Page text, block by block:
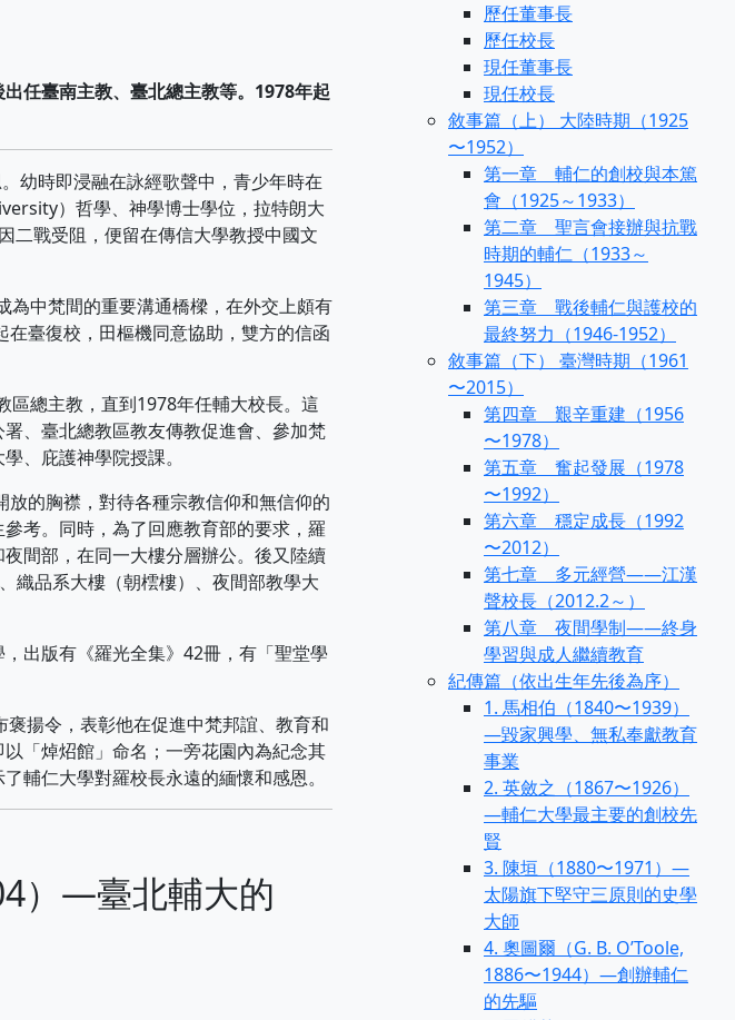
任臺南主教、臺北總主教等。1978年起
時即浸融在詠經歌聲中，青少年時在
）哲學、神學博士學位，拉特朗大
戰受阻，便留在傳信大學教授中國文
中梵間的重要溝通橋樑，在外交上頗有
臺復校，田樞機同意協助，雙方的信函
總主教，直到1978年任輔大校長。這
、臺北總教區教友傳教促進會、參加梵
、庇護神學院授課。
的胸襟，對待各種宗教信仰和無信仰的
考。同時，為了回應教育部的要求，羅
間部，在同一大樓分層辦公。後又陸續
織品系大樓（朝橒樓）、夜間部教學大
出版有《羅光全集》42冊，有「聖堂學
揚令，表彰他在促進中梵邦誼、教育和
「焯炤館」命名；一旁花園內為紀念其
輔仁大學對羅校長永遠的緬懷和感恩。
）—臺北輔大的
歷任董事長
歷任校長
現任董事長
現任校長
敘事篇（上） 大陸時期（1925
〜1952）
第一章 輔仁的創校與本篤
會（1925～1933）
第二章 聖言會接辦與抗戰
時期的輔仁（1933～
1945）
第三章 戰後輔仁與護校的
最終努力（1946-1952）
敘事篇（下） 臺灣時期（1961
〜2015）
第四章 艱辛重建（1956
〜1978）
第五章 奮起發展（1978
〜1992）
第六章 穩定成長（1992
〜2012）
第七章 多元經營——江漢
聲校長（2012.2～）
第八章 夜間學制——終身
學習與成人繼續教育
紀傳篇（依出生年先後為序）
1. 馬相伯（1840〜1939）
—毀家興學、無私奉獻教育
事業
2. 英斂之（1867〜1926）
—輔仁大學最主要的創校先
賢
3. 陳垣（1880〜1971）—
太陽旗下堅守三原則的史學
大師
4. 奧圖爾（G. B. O’Toole,
1886〜1944）—創辦輔仁
的先驅